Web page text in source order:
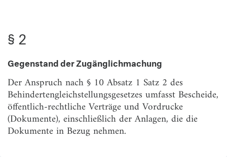
§ 2
Gegenstand der Zugänglichmachung
Der Anspruch nach § 10 Absatz 1 Satz 2 des
Behindertengleichstellungsgesetzes umfasst Bescheide,
öffentlich-rechtliche Verträge und Vordrucke
(Dokumente), einschließlich der Anlagen, die die
Dokumente in Bezug nehmen.